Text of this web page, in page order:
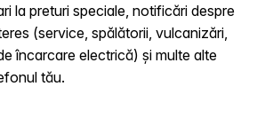
la preturi speciale, notificări despre
(service, spălătorii, vulcanizări,
încarcare electrică) și multe alte
tău.